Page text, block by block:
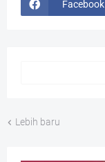
Facebook
Lebih baru